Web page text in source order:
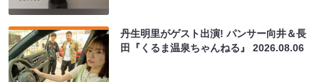
丹生明里がゲスト出演! パンサー向井＆長
田『くるま温泉ちゃんねる』2026.08.06